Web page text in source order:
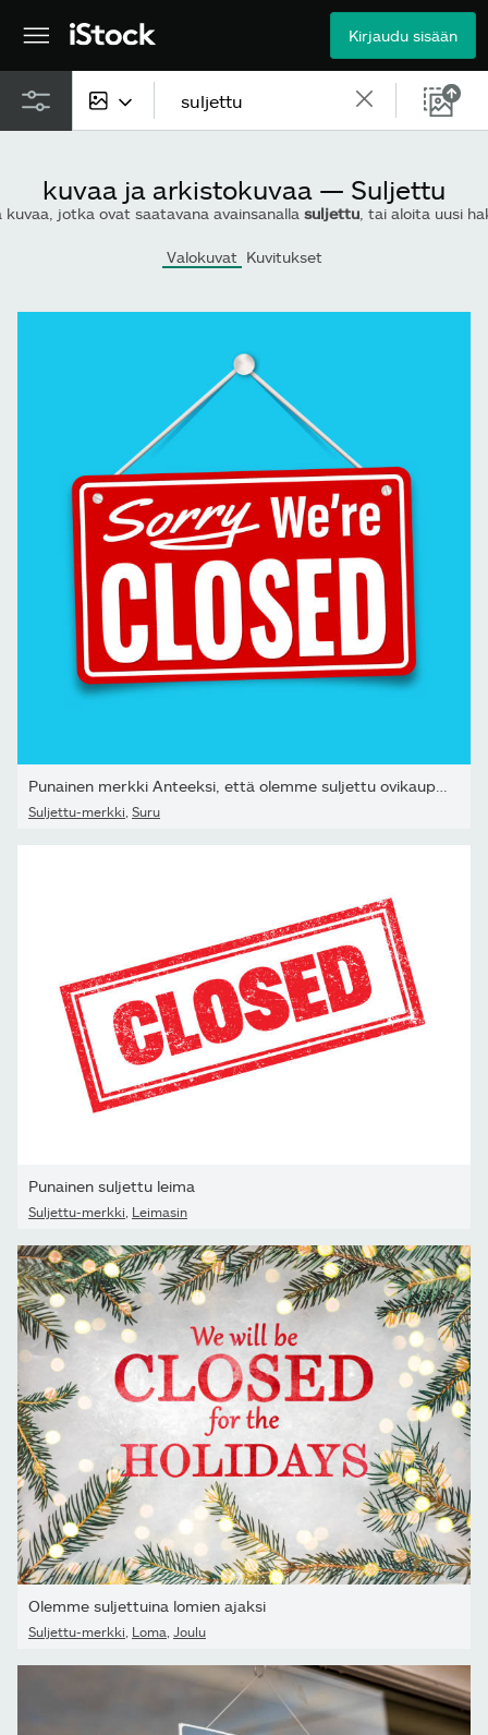
Kirjaudu sisään
Kuvat
Valokuvat
kuvaa ja arkistokuvaa — Suljettu
jotka ovat saatavana avainsanalla suljettu , tai aloita uusi haku
Valokuvat Kuvitukset
Suljettu-merkki Suru
Punainen suljettu leima
Suljettu-merkki Leimasin
Olemme suljettuina lomien ajaksi
Suljettu-merkki Loma Joulu